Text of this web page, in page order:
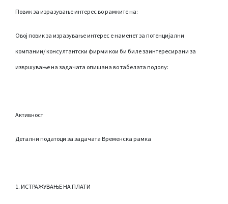
Повик за изразување интерес во рамките на:
Овој повик за изразување интерес е наменет за потенцијални
компании/ консултантски фирми кои би биле заинтересирани за
извршување на задачата опишана во табелата подолу:
Активност
Детални податоци за задачата Временска рамка
1. ИСТРАЖУВАЊЕ НА ПЛАТИ